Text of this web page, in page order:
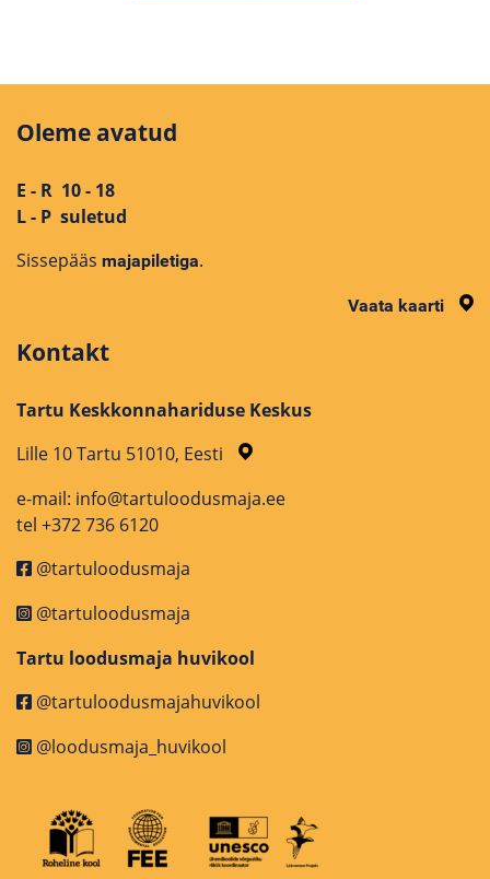
Oleme avatud
E - R 10 - 18
L - P suletud
Sissepääs majapiletiga.
Vaata kaarti
Kontakt
Tartu Keskkonnahariduse Keskus
Lille 10 Tartu 51010, Eesti
e-mail: info@tartuloodusmaja.ee
tel +372 736 6120
@tartuloodusmaja
@tartuloodusmaja
Tartu loodusmaja huvikool
@tartuloodusmajahuvikool
@loodusmaja_huvikool